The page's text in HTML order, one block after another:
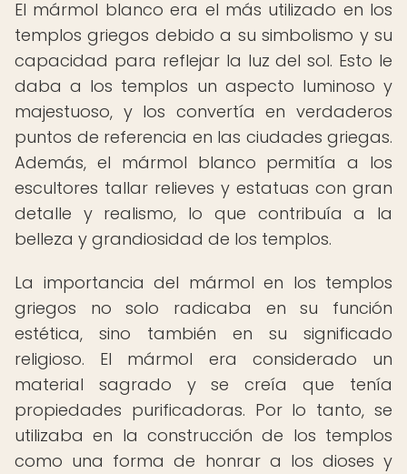
El mármol blanco era el más utilizado en los
templos griegos debido a su simbolismo y su
capacidad para reflejar la luz del sol. Esto le
daba a los templos un aspecto luminoso y
majestuoso, y los convertía en verdaderos
puntos de referencia en las ciudades griegas.
Además, el mármol blanco permitía a los
escultores tallar relieves y estatuas con gran
detalle y realismo, lo que contribuía a la
belleza y grandiosidad de los templos.
La importancia del mármol en los templos
griegos no solo radicaba en su función
estética, sino también en su significado
religioso. El mármol era considerado un
material sagrado y se creía que tenía
propiedades purificadoras. Por lo tanto, se
utilizaba en la construcción de los templos
como una forma de honrar a los dioses y